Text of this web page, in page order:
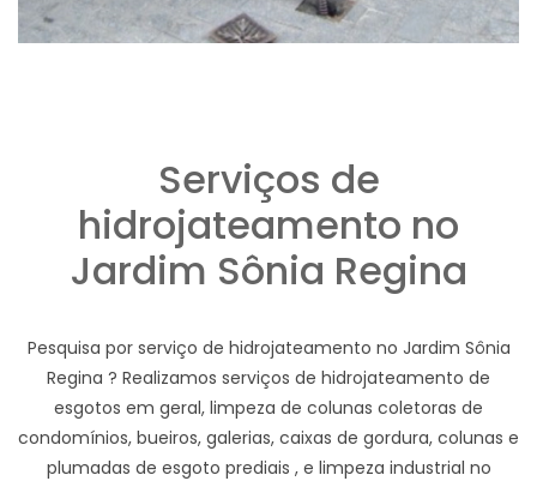
Serviços de
hidrojateamento no
Jardim Sônia Regina
Pesquisa por serviço de hidrojateamento no Jardim Sônia
Regina ? Realizamos serviços de hidrojateamento de
esgotos em geral, limpeza de colunas coletoras de
condomínios, bueiros, galerias, caixas de gordura, colunas e
plumadas de esgoto prediais , e limpeza industrial no